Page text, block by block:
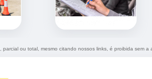
ou total, mesmo citando nossos links, é proibida sem